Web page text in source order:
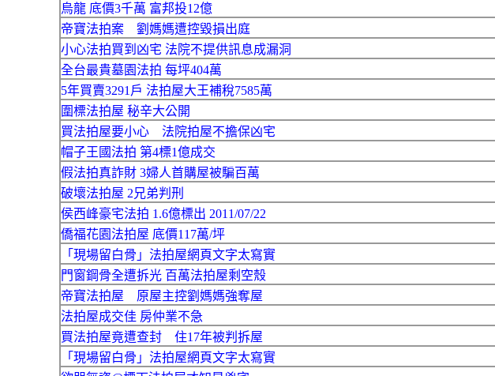
烏龍 底價3千萬 富邦投12億
帝寶法拍案 劉媽媽遭控毀損出庭
小心法拍買到凶宅 法院不提供訊息成漏洞
全台最貴墓園法拍 每坪404萬
5年買賣3291戶 法拍屋大王補稅7585萬
圍標法拍屋 秘辛大公開
買法拍屋要小心 法院拍屋不擔保凶宅
帽子王國法拍 第4標1億成交
假法拍真詐財 3婦人首購屋被騙百萬
破壞法拍屋 2兄弟判刑
侯西峰豪宅法拍 1.6億標出 2011/07/22
僑福花園法拍屋 底價117萬/坪
「現場留白骨」法拍屋網頁文字太寫實
門窗鋼骨全遭拆光 百萬法拍屋剩空殼
帝寶法拍屋 原屋主控劉媽媽強奪屋
法拍屋成交佳 房仲業不急
買法拍屋竟遭查封 住17年被判拆屋
「現場留白骨」法拍屋網頁文字太寫實